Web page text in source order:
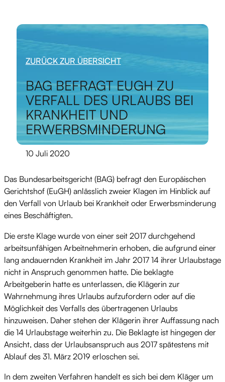
ZURÜCK ZUR ÜBERSICHT
BAG BEFRAGT EUGH ZU
VERFALL DES URLAUBS BEI
KRANKHEIT UND
ERWERBSMINDERUNG
10 Juli 2020
Das Bundesarbeitsgericht (BAG) befragt den Europäischen
Gerichtshof (EuGH) anlässlich zweier Klagen im Hinblick auf
den Verfall von Urlaub bei Krankheit oder Erwerbsminderung
eines Beschäftigten.
Die erste Klage wurde von einer seit 2017 durchgehend
arbeitsunfähigen Arbeitnehmerin erhoben, die aufgrund einer
lang andauernden Krankheit im Jahr 2017 14 ihrer Urlaubstage
nicht in Anspruch genommen hatte. Die beklagte
Arbeitgeberin hatte es unterlassen, die Klägerin zur
Wahrnehmung ihres Urlaubs aufzufordern oder auf die
Möglichkeit des Verfalls des übertragenen Urlaubs
hinzuweisen. Daher stehen der Klägerin ihrer Auffassung nach
die 14 Urlaubstage weiterhin zu. Die Beklagte ist hingegen der
Ansicht, dass der Urlaubsanspruch aus 2017 spätestens mit
Ablauf des 31. März 2019 erloschen sei.
In dem zweiten Verfahren handelt es sich bei dem Kläger um